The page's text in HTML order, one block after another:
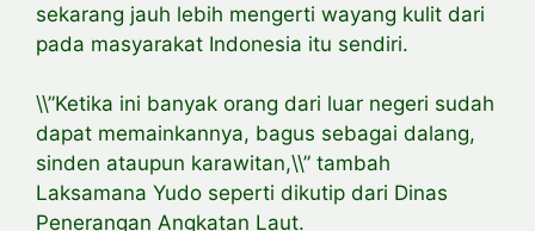
sekarang jauh lebih mengerti wayang kulit dari
pada masyarakat Indonesia itu sendiri.
\\”Ketika ini banyak orang dari luar negeri sudah
dapat memainkannya, bagus sebagai dalang,
sinden ataupun karawitan,\\” tambah
Laksamana Yudo seperti dikutip dari Dinas
Penerangan Angkatan Laut.